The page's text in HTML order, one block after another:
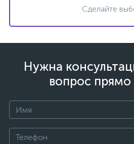
Сделайте
Нужна
вопрос прямо